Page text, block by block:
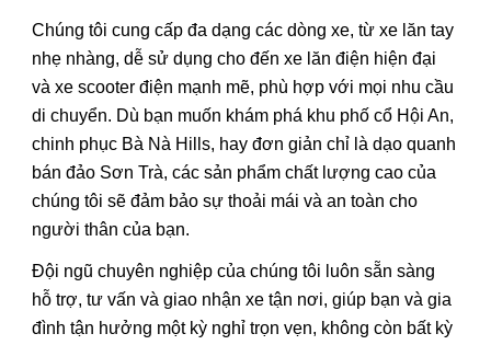
Chúng tôi cung cấp đa dạng các dòng xe, từ xe lăn tay
nhẹ nhàng, dễ sử dụng cho đến xe lăn điện hiện đại
và xe scooter điện mạnh mẽ, phù hợp với mọi nhu cầu
di chuyển. Dù bạn muốn khám phá khu phố cổ Hội An,
chinh phục Bà Nà Hills, hay đơn giản chỉ là dạo quanh
bán đảo Sơn Trà, các sản phẩm chất lượng cao của
chúng tôi sẽ đảm bảo sự thoải mái và an toàn cho
người thân của bạn.
Đội ngũ chuyên nghiệp của chúng tôi luôn sẵn sàng
hỗ trợ, tư vấn và giao nhận xe tận nơi, giúp bạn và gia
đình tận hưởng một kỳ nghỉ trọn vẹn, không còn bất kỳ